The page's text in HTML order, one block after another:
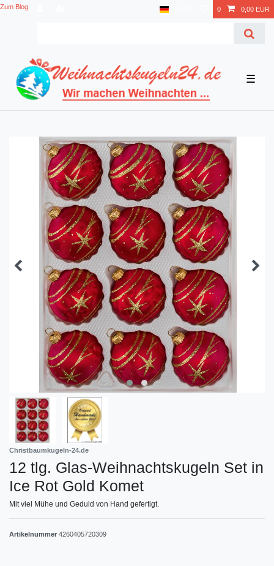
Zum Blog 0 0,00 EUR
☰
Christbaumkugeln-24.de
12 tlg. Glas-Weihnachtskugeln Set in
Ice Rot Gold Komet
Mit viel Mühe und Geduld von Hand gefertigt.
Artikelnummer 4260405720309